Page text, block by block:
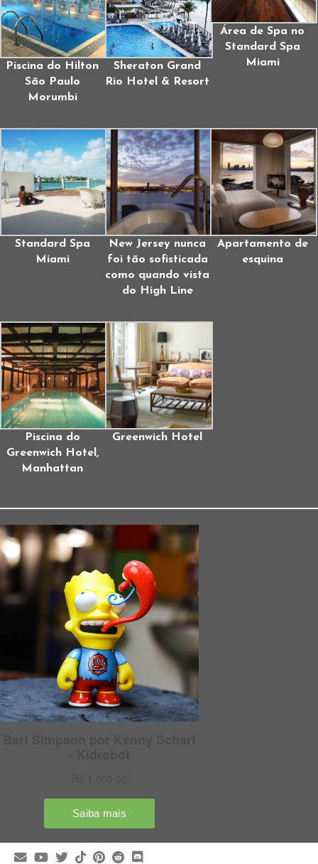
Piscina do Hilton
São Paulo
Morumbi
Sheraton Grand
Rio Hotel & Resort
Área de Spa no
Standard Spa
Miami
Standard Spa
Miami
New Jersey nunca
foi tão sofisticada
como quando vista
do High Line
Apartamento de
esquina
Piscina do
Greenwich Hotel,
Manhattan
Greenwich Hotel